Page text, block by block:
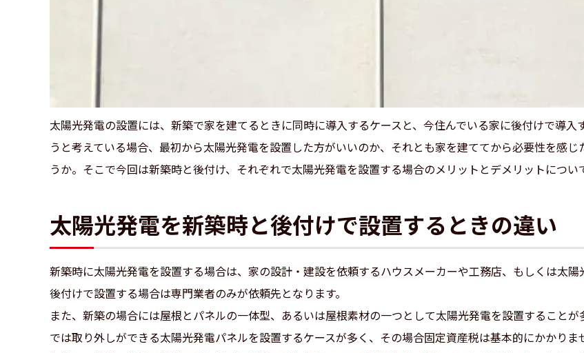
太陽光発電の設置には、新築で家を建てるときに同時に導入するケースと、今住んでいる家に後付けで導
うと考えている場合、最初から太陽光発電を設置した方がいいのか、それとも家を建ててから必要性を感
うか。そこで今回は新築時と後付け、それぞれで太陽光発電を設置する場合のメリットとデメリットについ
太陽光発電を新築時と後付けで設置するときの違い
新築時に太陽光発電を設置する場合は、家の設計・建設を依頼するハウスメーカーや工務店、もしくは太陽
後付けで設置する場合は専門業者のみが依頼先となります。
また、新築の場合には屋根とパネルの一体型、あるいは屋根素材の一つとして太陽光発電を設置すること
では取り外しができる太陽光発電パネルを設置するケースが多く、その場合固定資産税は基本的にかかりま